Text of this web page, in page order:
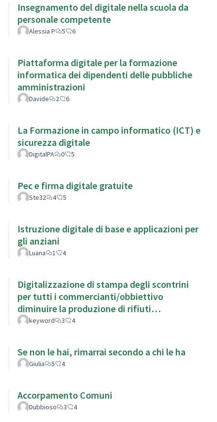
Insegnamento del digitale nella scuola da
personale competente
Alessia P 5 6
Piattaforma digitale per la formazione
informatica dei dipendenti delle pubbliche
amministrazioni
Davide 2 6
La Formazione in campo informatico (ICT) e
sicurezza digitale
DigitalPA 0 5
Pec e firma digitale gratuite
Ste32 4 5
Istruzione digitale di base e applicazioni per
gli anziani
Luana 1 4
Digitalizzazione di stampa degli scontrini
per tutti i commercianti/obbiettivo
diminuire la produzione di rifiuti
migliorando l'impatto ambientale
keyword 3 4
Se non le hai, rimarrai secondo a chi le ha
Giulia 5 4
Accorpamento Comuni
Dubbioso 3 4